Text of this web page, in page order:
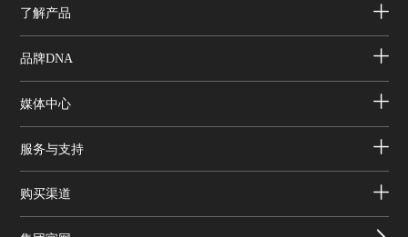
了解产品
品牌DNA
媒体中心
服务与支持
购买渠道